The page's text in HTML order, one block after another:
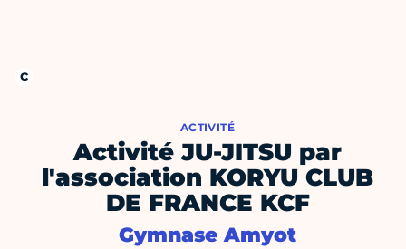
ACTIVITÉ
Activité JU-JITSU par
l'association KORYU CLUB
DE FRANCE KCF
Gymnase Amyot